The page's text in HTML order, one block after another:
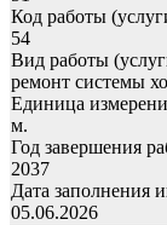
Код работы
54
Вид работы
ремонт системы
Единица
м.
Год завершения
2037
Дата заполнения
05.06.2026